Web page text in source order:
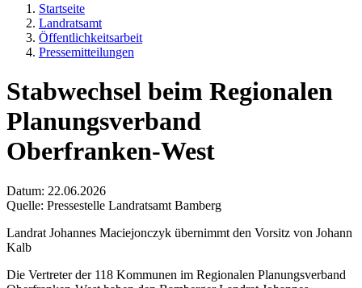
Startseite
Landratsamt
Öffentlichkeitsarbeit
Pressemitteilungen
Stabwechsel beim Regionalen
Planungsverband
Oberfranken-West
Datum: 22.06.2026
Quelle: Pressestelle Landratsamt Bamberg
Landrat Johannes Maciejonczyk übernimmt den Vorsitz von Johann
Kalb
Die Vertreter der 118 Kommunen im Regionalen Planungsverband